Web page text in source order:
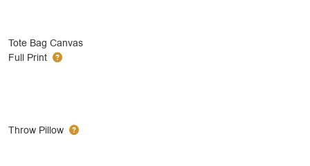
Tote Bag Canvas
Full Print
Throw Pillow